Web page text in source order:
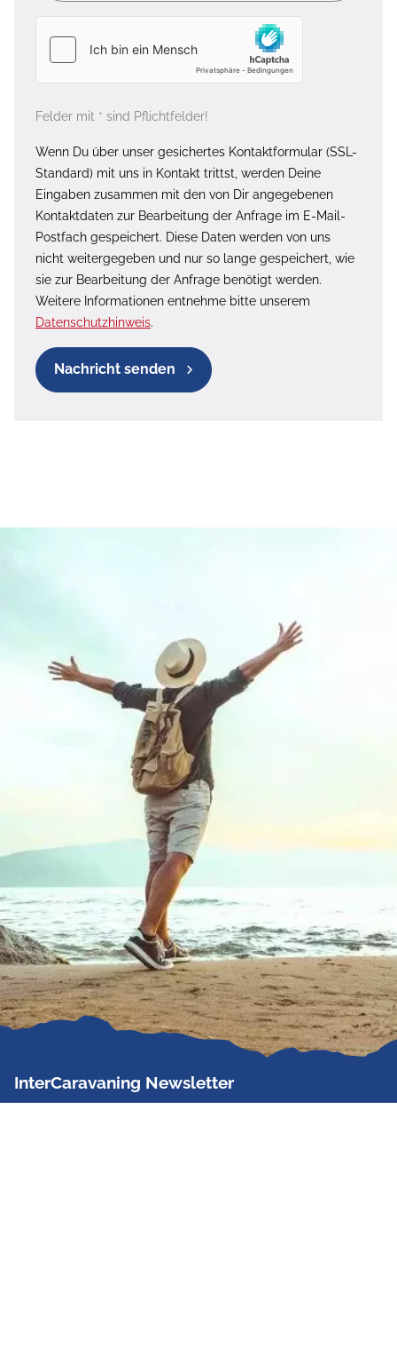
Felder mit * sind Pflichtfelder!
Wenn Du über unser gesichertes Kontaktformular (SSL-
Standard) mit uns in Kontakt trittst, werden Deine
Eingaben zusammen mit den von Dir angegebenen
Kontaktdaten zur Bearbeitung der Anfrage im E-Mail-
Postfach gespeichert. Diese Daten werden von uns
nicht weitergegeben und nur so lange gespeichert, wie
sie zur Bearbeitung der Anfrage benötigt werden.
Weitere Informationen entnehme bitte unserem
Datenschutzhinweis.
Nachricht senden
InterCaravaning Newsletter